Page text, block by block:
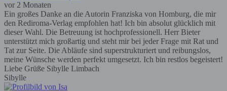
vor 2 Monaten
Ein großes Danke an die Autorin Franziska von Homburg, die mir
den Rediroma-Verlag empfohlen hat! Ich bin absolut glücklich mit
dieser Wahl. Die Betreuung ist hochprofessionell. Herr Bieter
unterstützt mich großartig und steht mir bei jeder Frage mit Rat und
Tat zur Seite. Die Abläufe sind superstrukturiert und reibungslos,
meine Wünsche werden perfekt umgesetzt. Ich bin restlos begeistert!
Liebe Grüße Sibylle Limbach
Sibylle